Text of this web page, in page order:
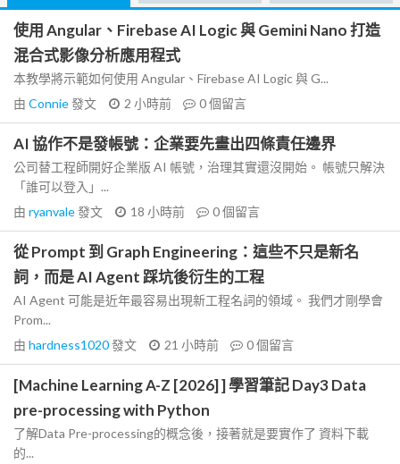
使用 Angular、Firebase AI Logic 與 Gemini Nano 打造
混合式影像分析應用程式
本教學將示範如何使用 Angular、Firebase AI Logic 與 G...
由 Connie發文 2 小時前 0個留言
AI 協作不是發帳號：企業要先畫出四條責任邊界
公司替工程師開好企業版 AI 帳號，治理其實還沒開始。 帳號只解決
「誰可以登入」...
由 ryanvale發文 18 小時前 0個留言
從 Prompt 到 Graph Engineering：這些不只是新名
詞，而是 AI Agent 踩坑後衍生的工程
AI Agent 可能是近年最容易出現新工程名詞的領域。 我們才剛學會
Prom...
由 hardness1020發文 21 小時前 0個留言
[Machine Learning A-Z [2026] ] 學習筆記 Day3 Data
pre-processing with Python
了解Data Pre-processing的概念後，接著就是要實作了 資料下載
的...